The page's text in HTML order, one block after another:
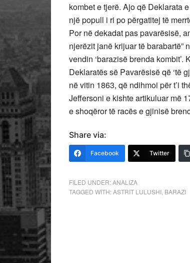
kombet e tjerë. Ajo që Deklarata
një popull i ri po përgatitej të
Por në dekadat pas pavarësisë,
njerëzit janë krijuar të barabartë”
vendin ‘barazisë brenda
Deklaratës së Pavarësisë që ‘të
në vitin 1863, që ndihmoi për t’i
Jeffersoni e kishte artikuluar më
e shoqëror të racës e gjinisë
Share via:
Facebook Twitter
FILED UNDER:ANALIZA
TAGGED WITH:ASTRIT LULUSHI BARAZI